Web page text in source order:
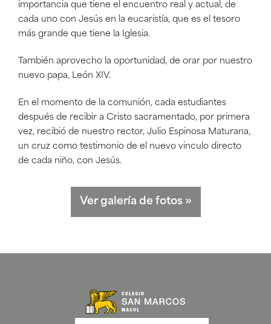
importancia que tiene el encuentro real y actual, de
cada uno con Jesús en la eucaristía, que es el tesoro
más grande que tiene la Iglesia.
También aprovecho la oportunidad, de orar por nuestro
nuevo papa, León XIV.
En el momento de la comunión, cada estudiantes
después de recibir a Cristo sacramentado, por primera
vez, recibió de nuestro rector, Julio Espinosa Maturana,
un cruz como testimonio de el nuevo vinculo directo
de cada niño, con Jesús.
Ver galería de fotos »